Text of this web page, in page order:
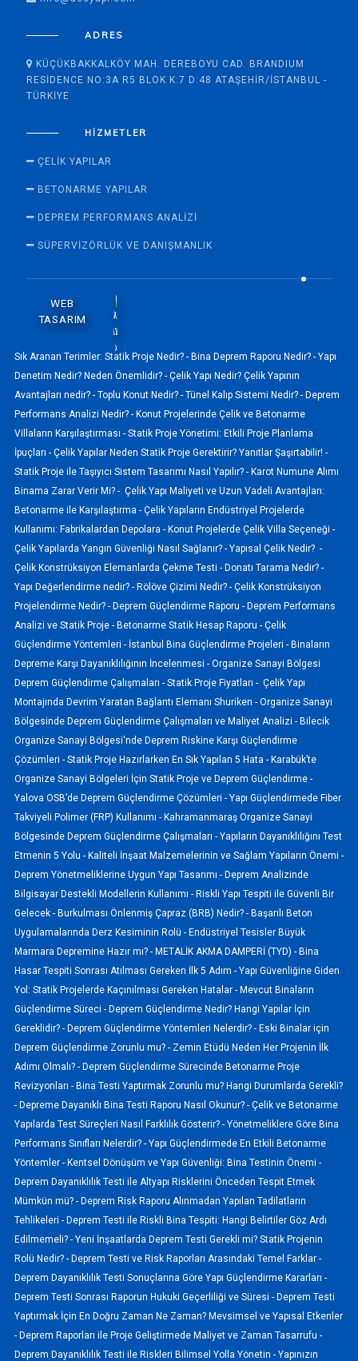
ADRES
KÜÇÜKBAKKALKÖY MAH. DEREBOYU CAD. BRANDIUM
RESIDENCE NO:3A R5 BLOK K:7 D:48 ATAŞEHIR/İSTANBUL -
TÜRKIYE
HIZMETLER
ÇELIK YAPILAR
BETONARME YAPILAR
DEPREM PERFORMANS ANALIZI
SÜPERVİZÖRLÜK VE DANIŞMANLIK
WEB
TASARIM
Sık Aranan Terimler: Statik Proje Nedir? - Bina Deprem Raporu Nedir? - Yapı
Denetim Nedir? Neden Önemlidir? - Çelik Yapı Nedir? Çelik Yapının
Avantajları nedir? - Toplu Konut Nedir? - Tünel Kalıp Sistemi Nedir? - Deprem
Performans Analizi Nedir? - Konut Projelerinde Çelik ve Betonarme
Villaların Karşılaştırması - Statik Proje Yönetimi: Etkili Proje Planlama
İpuçları - Çelik Yapılar Neden Statik Proje Gerektirir? Yanıtlar Şaşırtabilir! -
Statik Proje ile Taşıyıcı Sistem Tasarımı Nasıl Yapılır? - Karot Numune Alımı
Binama Zarar Verir Mi? - Çelik Yapı Maliyeti ve Uzun Vadeli Avantajları:
Betonarme ile Karşılaştırma - Çelik Yapıların Endüstriyel Projelerde
Kullanımı: Fabrikalardan Depolara - Konut Projelerde Çelik Villa Seçeneği -
Çelik Yapılarda Yangın Güvenliği Nasıl Sağlanır? - Yapısal Çelik Nedir? -
Çelik Konstrüksiyon Elemanlarda Çekme Testi - Donatı Tarama Nedir? -
Yapı Değerlendirme nedir? - Rölöve Çizimi Nedir? - Çelik Konstrüksiyon
Projelendirme Nedir? - Deprem Güçlendirme Raporu - Deprem Performans
Analizi ve Statik Proje - Betonarme Statik Hesap Raporu - Çelik
Güçlendirme Yöntemleri - İstanbul Bina Güçlendirme Projeleri - Binaların
Depreme Karşı Dayanıklılığının İncelenmesi - Organize Sanayi Bölgesi
Deprem Güçlendirme Çalışmaları - Statik Proje Fiyatları - Çelik Yapı
Montajında Devrim Yaratan Bağlantı Elemanı Shuriken - Organize Sanayi
Bölgesinde Deprem Güçlendirme Çalışmaları ve Maliyet Analizi - Bilecik
Organize Sanayi Bölgesi'nde Deprem Riskine Karşı Güçlendirme
Çözümleri - Statik Proje Hazırlarken En Sık Yapılan 5 Hata - Karabük’te
Organize Sanayi Bölgeleri İçin Statik Proje ve Deprem Güçlendirme -
Yalova OSB’de Deprem Güçlendirme Çözümleri - Yapı Güçlendirmede Fiber
Takviyeli Polimer (FRP) Kullanımı - Kahramanmaraş Organize Sanayi
Bölgesinde Deprem Güçlendirme Çalışmaları - Yapıların Dayanıklılığını Test
Etmenin 5 Yolu - Kaliteli İnşaat Malzemelerinin ve Sağlam Yapıların Önemi -
Deprem Yönetmeliklerine Uygun Yapı Tasarımı - Deprem Analizinde
Bilgisayar Destekli Modellerin Kullanımı - Riskli Yapı Tespiti ile Güvenli Bir
Gelecek - Burkulması Önlenmiş Çapraz (BRB) Nedir? - Başarılı Beton
Uygulamalarında Derz Kesiminin Rolü - Endüstriyel Tesisler Büyük
Marmara Depremine Hazır mı? - METALİK AKMA DAMPERİ (TYD) - Bina
Hasar Tespiti Sonrası Atılması Gereken İlk 5 Adım - Yapı Güvenliğine Giden
Yol: Statik Projelerde Kaçınılması Gereken Hatalar - Mevcut Binaların
Güçlendirme Süreci - Deprem Güçlendirme Nedir? Hangi Yapılar İçin
Gereklidir? - Deprem Güçlendirme Yöntemleri Nelerdir? - Eski Binalar için
Deprem Güçlendirme Zorunlu mu? - Zemin Etüdü Neden Her Projenin İlk
Adımı Olmalı? - Deprem Güçlendirme Sürecinde Betonarme Proje
Revizyonları - Bina Testi Yaptırmak Zorunlu mu? Hangi Durumlarda Gerekli?
- Depreme Dayanıklı Bina Testi Raporu Nasıl Okunur? - Çelik ve Betonarme
Yapılarda Test Süreçleri Nasıl Farklılık Gösterir? - Yönetmeliklere Göre Bina
Performans Sınıfları Nelerdir? - Yapı Güçlendirmede En Etkili Betonarme
Yöntemler - Kentsel Dönüşüm ve Yapı Güvenliği: Bina Testinin Önemi -
Deprem Dayanıklılık Testi ile Altyapı Risklerini Önceden Tespit Etmek
Mümkün mü? - Deprem Risk Raporu Alınmadan Yapılan Tadilatların
Tehlikeleri - Deprem Testi ile Riskli Bina Tespiti: Hangi Belirtiler Göz Ardı
Edilmemeli? - Yeni İnşaatlarda Deprem Testi Gerekli mi? Statik Projenin
Rolü Nedir? - Deprem Testi ve Risk Raporları Arasındaki Temel Farklar -
Deprem Dayanıklılık Testi Sonuçlarına Göre Yapı Güçlendirme Kararları -
Deprem Testi Sonrası Raporun Hukuki Geçerliliği ve Süresi - Deprem Testi
Yaptırmak İçin En Doğru Zaman Ne Zaman? Mevsimsel ve Yapısal Etkenler
- Deprem Raporları ile Proje Geliştirmede Maliyet ve Zaman Tasarrufu -
Deprem Dayanıklılık Testi ile Riskleri Bilimsel Yolla Yönetin - Yapınızın